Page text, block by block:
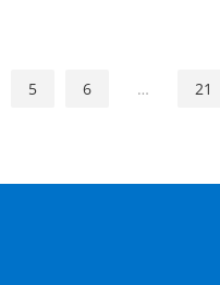
5 6 … 21